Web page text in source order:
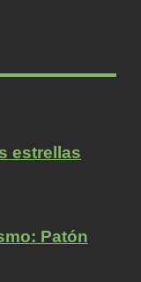
estrellas
Patón